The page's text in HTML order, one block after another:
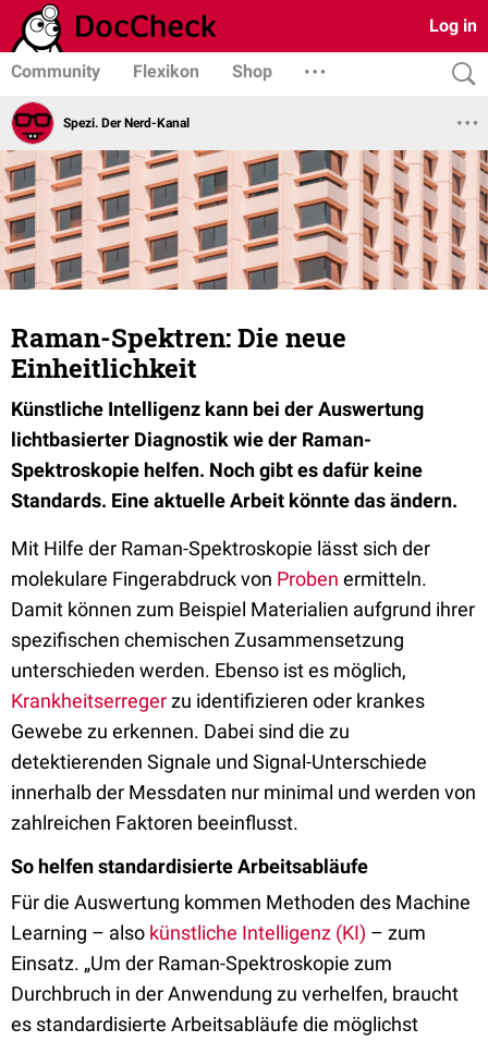
Log in
Community Flexikon Shop
Spezi. Der Nerd-Kanal
Raman-Spektren: Die neue
Einheitlichkeit
Künstliche Intelligenz kann bei der Auswertung
lichtbasierter Diagnostik wie der Raman-
Spektroskopie helfen. Noch gibt es dafür keine
Standards. Eine aktuelle Arbeit könnte das ändern.
Mit Hilfe der Raman-Spektroskopie lässt sich der
molekulare Fingerabdruck von Proben ermitteln.
Damit können zum Beispiel Materialien aufgrund ihrer
spezifischen chemischen Zusammensetzung
unterschieden werden. Ebenso ist es möglich,
Krankheitserregerzu identifizieren oder krankes
Gewebe zu erkennen. Dabei sind die zu
detektierenden Signale und Signal-Unterschiede
innerhalb der Messdaten nur minimal und werden von
zahlreichen Faktoren beeinflusst.
So helfen standardisierte Arbeitsabläufe
Für die Auswertung kommen Methoden des Machine
Learning – also künstliche Intelligenz (KI) – zum
Einsatz. „Um der Raman-Spektroskopie zum
Durchbruch in der Anwendung zu verhelfen, braucht
es standardisierte Arbeitsabläufe die möglichst